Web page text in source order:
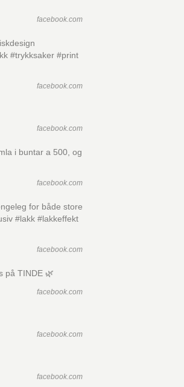
facebook.com
#trykksaker #print
facebook.com
facebook.com
i buntar a 500, og
facebook.com
for både store
#lakk #lakkeffekt
facebook.com
på TINDE 🌿
facebook.com
facebook.com
facebook.com